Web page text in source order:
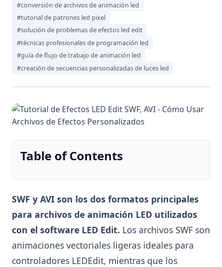
#conversión de archivos de animación led
#tutorial de patrones led pixel
#solución de problemas de efectos led edit
#técnicas profesionales de programación led
#guía de flujo de trabajo de animación led
#creación de secuencias personalizadas de luces led
Table of Contents
SWF y AVI son los dos formatos principales
para archivos de animación LED utilizados
con el software LED Edit. Los archivos SWF son
animaciones vectoriales ligeras ideales para
controladores LEDEdit, mientras que los